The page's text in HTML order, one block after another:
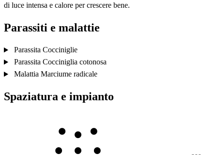
di luce intensa e calore per crescere bene.
Parassiti e malattie
Parassita Cocciniglie
Parassita Cocciniglia cotonosa
Malattia Marciume radicale
Spaziatura e impianto